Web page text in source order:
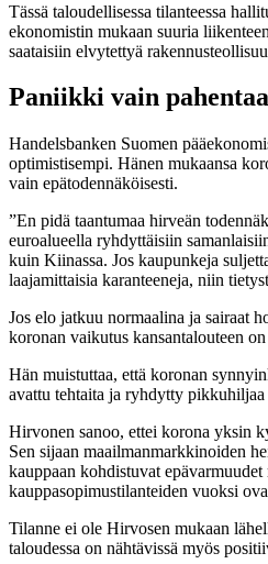
Tässä taloudellisessa tilanteessa
ekonomistin mukaan suuria
saataisiin elvytettyä
Paniikki vain
Handelsbanken Suomen
optimistisempi. Hänen mukaansa
vain epätodennäköisesti.
”En pidä taantumaa hirveän
euroalueella ryhdyttäisiin
kuin Kiinassa. Jos kaupunkeja
laajamittaisia karanteeneja, niin
Jos elo jatkuu normaalina ja sairaat
koronan vaikutus kansantalouteen
Hän muistuttaa, että koronan
avattu tehtaita ja ryhdytty pikkuhiljaa
Hirvonen sanoo, ettei korona yksin
Sen sijaan maailmanmarkkinoiden
kauppaan kohdistuvat epävarmuudet
kauppasopimustilanteiden vuoksi
Tilanne ei ole Hirvosen mukaan
taloudessa on nähtävissä myös